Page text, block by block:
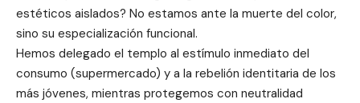
estéticos aislados? No estamos ante la muerte del color,
sino su especialización funcional.
Hemos delegado el templo al estímulo inmediato del
consumo (supermercado) y a la rebelión identitaria de los
más jóvenes, mientras protegemos con neutralidad